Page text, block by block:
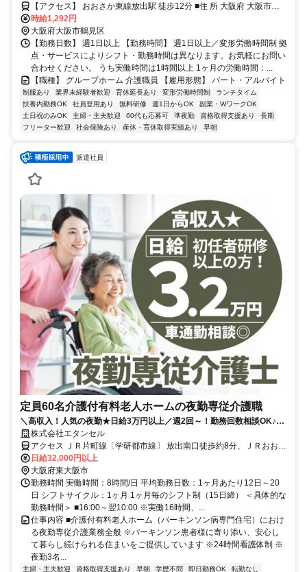
【アクセス】 おおさか東線放出駅 徒歩12分 ■住 所 大阪府 大阪市鶴
時給1,292円
大阪府大阪市鶴見区
【勤務日数】 週1日以上 【勤務時間】 週1日以上／変形労働時間制 拠
点・サービスによりシフト・勤務時間は異なります。お気軽にお問い
合わせください。 うち実働時間は1時間以上 1ヶ月の労働時間：...
【職種】 グループホーム 介護職員 【雇用形態】 パート・アルバイト
制服あり 業界未経験者歓迎 育休延長あり 変形労働時間制
ランチタイム
扶養内勤務OK
社員登用あり 無料研修 週1日からOK
副業・WワークOK
土日祝のみOK
主婦・主夫歓迎 60代も応募可 準夜勤 資格取得支援あり
長期
フリーター歓迎
社会保険あり 産休・育休取得実績あり 早朝
派遣社員
定員60名介護付有料老人ホームの夜勤専従介護職
＼高収入！人気の夜勤★日給3万円以上／週2回～！勤務回数相談OK♪夜
勤3名体制｜車通勤相談可能◎
株式会社エタンセル
アクセス ＪＲ片町線〔学研都市線〕 放出南口徒歩約8分、ＪＲおおさ
か東線 放出南口徒歩約8分、OsakaMetro中央線 高井田（Osaka2番口
徒歩約12分 【勤務地最寄駅】JRおおさか東線「放出駅」「高井田中
央駅」徒歩9～12分 / 大阪メトロ中央線「高井田駅」徒歩12分
日給32,000円以上
大阪府東大阪市
勤務時間 実働時間：8時間/日 平均勤務日数：1ヶ月あたり12日～20
日 シフトサイクル：1ヶ月 1ヶ月毎のシフト制（15日締） ＜具体的な
勤務時間＞ ■16:00～翌10:00 ※実働16時間、...
仕事内容 ■介護付有料老人ホーム（パーキンソン病専門住宅）におけ
る夜勤専従介護業務全般 ※パーキンソン患者様に寄り添い、安心し
て暮らし続けられる住まいをご提供しています ※24時間看護体制 ※
夜勤3名...
主婦・主夫歓迎 資格取得支援あり 早朝 学歴不問 即日勤務OK 転勤なし